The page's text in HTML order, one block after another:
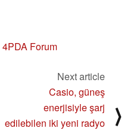
4PDA Forum
Next article
Casio, güneş
enerjisiyle şarj
edilebilen iki yeni radyo
⟩